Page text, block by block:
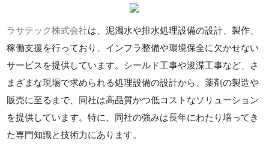
ラサテック株式会社は、泥濁水や排水処理設備の設計、製作、
稼働支援を行っており、インフラ整備や環境保全に欠かせない
サービスを提供しています。シールド工事や浚渫工事など、さ
まざまな現場で求められる処理設備の設計から、薬剤の製造や
販売に至るまで、同社は高品質かつ低コストなソリューション
を提供しています。特に、同社の強みは長年にわたり培ってき
た専門知識と技術力にあります。